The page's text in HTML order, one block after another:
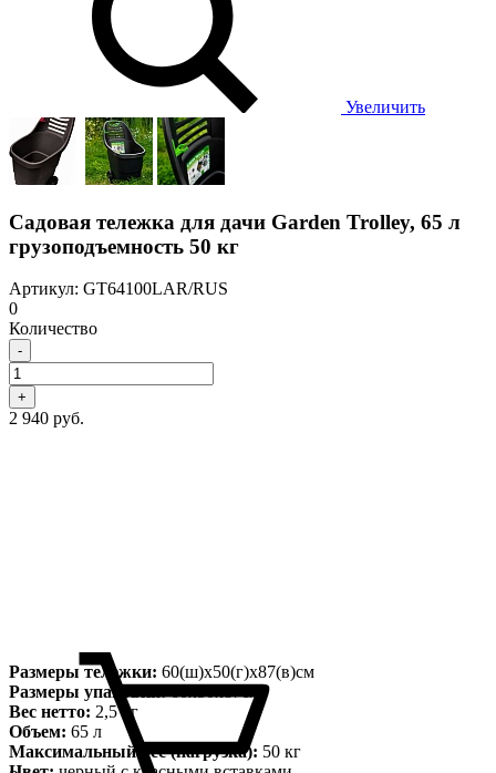
Увеличить
Садовая тележка для дачи Garden Trolley, 65 л
грузоподъемность 50 кг
Артикул: GT64100LAR/RUS
0
Количество
-
+
2 940 руб.
Размеры тележки: 60(ш)х50(г)х87(в)см
Размеры упаковки:60х50х87см
Вес нетто: 2,5 кг
Объем: 65 л
Максимальный вес (нагрузка): 50 кг